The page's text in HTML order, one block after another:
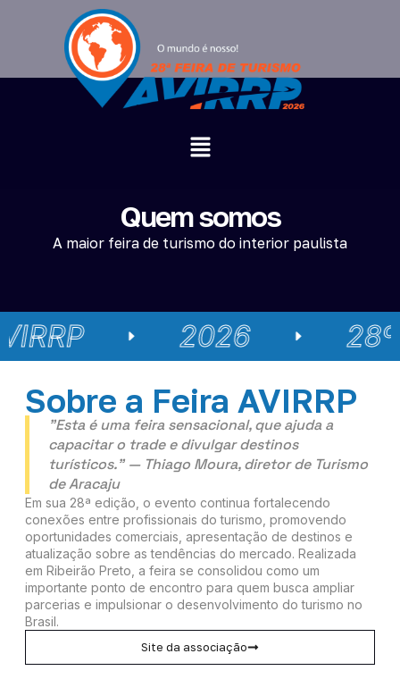
Quem somos
A maior feira de turismo do interior paulista
2026 28º
Sobre a Feira AVIRRP
"Esta é uma feira sensacional, que ajuda a
capacitar o trade e divulgar destinos
turísticos." — Thiago Moura, diretor de Turismo
de Aracaju
Em sua 28ª edição, o evento continua fortalecendo
conexões entre profissionais do turismo, promovendo
oportunidades comerciais, apresentação de destinos e
atualização sobre as tendências do mercado. Realizada
em Ribeirão Preto, a feira se consolidou como um
importante ponto de encontro para quem busca ampliar
parcerias e impulsionar o desenvolvimento do turismo no
Brasil.
Site da associação